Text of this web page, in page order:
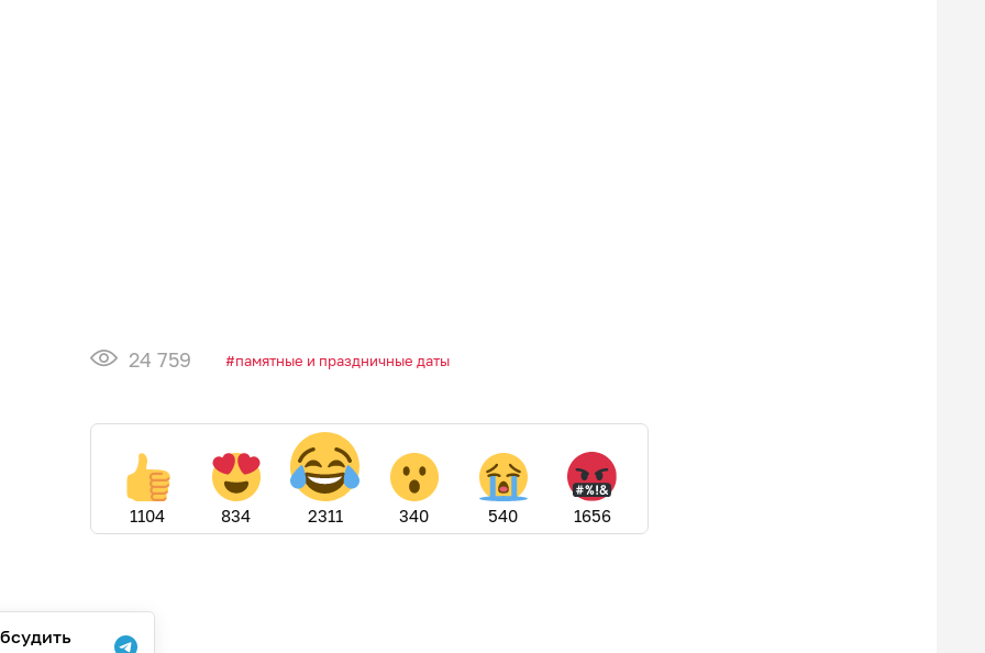
24 759 памятные и праздничные даты
1104 834 2311 340 540 1656